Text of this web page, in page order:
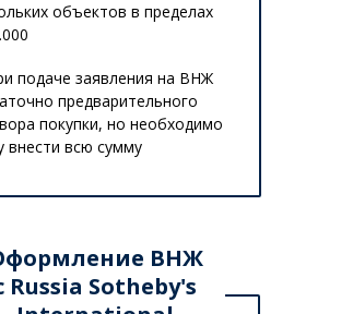
ВНЖ
Russia Sotheby's
объектов в пределах
подаче заявления на ВНЖ
предварительного
покупки, но необходимо
внести всю сумму